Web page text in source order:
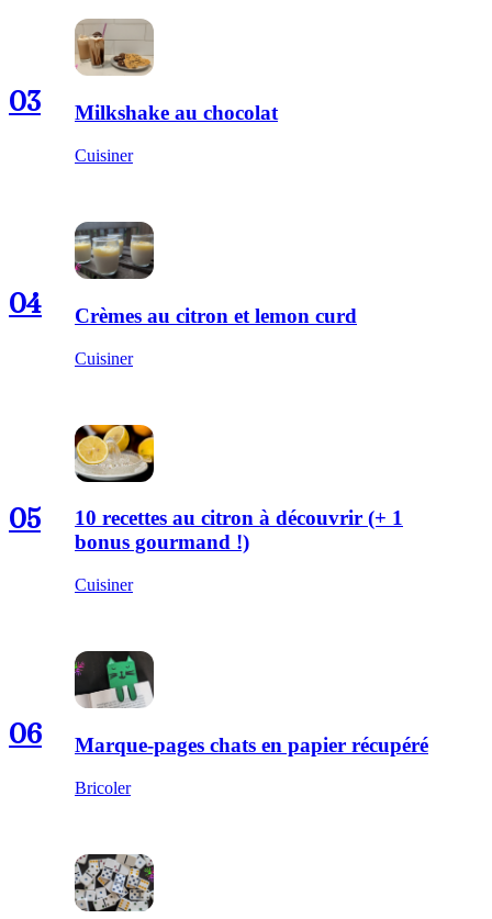
03 Milkshake au chocolat
Cuisiner
04 Crèmes au citron et lemon curd
Cuisiner
05
10 recettes au citron à découvrir (+ 1
bonus gourmand !)
Cuisiner
06 Marque-pages chats en papier récupéré
Bricoler